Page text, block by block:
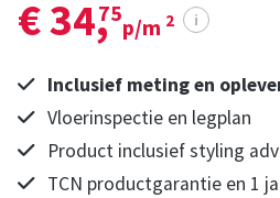
€ 34,
75
p/m 2 i
Inclusief meting en
Vloerinspectie en legplan
Product inclusief styling
TCN productgarantie en 1